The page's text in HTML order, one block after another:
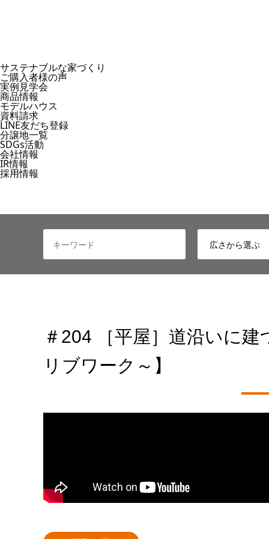
サステナブルな家づくり
ご購入者様の声
実例見学会
商品情報
モデルハウス
資料請求
LINE友だち登録
分譲地一覧
SDGs活動
会社情報
IR情報
採用情報
＃204 ［平屋］道沿いに
リブワーク～】